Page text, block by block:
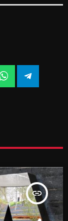
insert_link